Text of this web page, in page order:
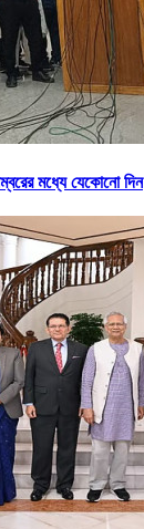
মধ্যে যেকোনো দিন